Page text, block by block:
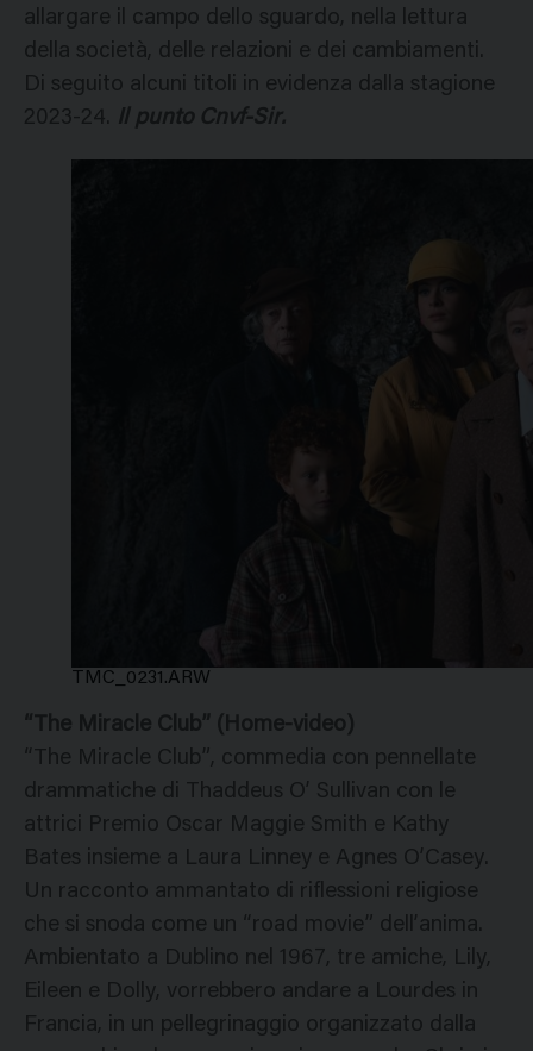
allargare il campo dello sguardo, nella lettura
della società, delle relazioni e dei cambiamenti.
Di seguito alcuni titoli in evidenza dalla stagione
2023-24. Il punto Cnvf-Sir.
TMC_0231.ARW
“The Miracle Club” (Home-video)
“The Miracle Club”, commedia con pennellate
drammatiche di Thaddeus O’ Sullivan con le
attrici Premio Oscar Maggie Smith e Kathy
Bates insieme a Laura Linney e Agnes O’Casey.
Un racconto ammantato di riflessioni religiose
che si snoda come un “road movie” dell’anima.
Ambientato a Dublino nel 1967, tre amiche, Lily,
Eileen e Dolly, vorrebbero andare a Lourdes in
Francia, in un pellegrinaggio organizzato dalla